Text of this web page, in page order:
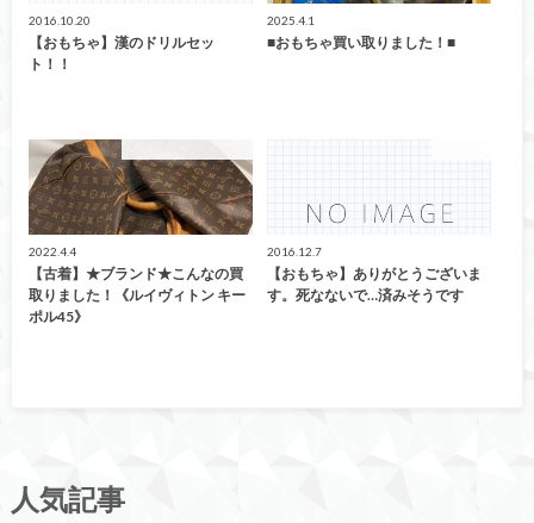
2016.10.20
【おもちゃ】漢のドリルセッ
ト！！
2025.4.1
■おもちゃ買い取りました！■
2022.4.4
【古着】★ブランド★こんなの買
取りました！《ルイヴィトン キー
ポル45》
2016.12.7
【おもちゃ】ありがとうございま
す。死なないで…済みそうです
人気記事